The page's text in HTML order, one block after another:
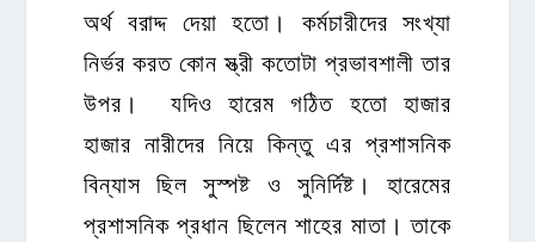
অর্থ বরাদ্দ দেয়া হতো। কর্মচারীদের সংখ্যা
নির্ভর করত কোন স্ত্রী কতোটা প্রভাবশালী তার
উপর। যদিও হারেম গঠিত হতো হাজার
হাজার নারীদের নিয়ে কিন্তু এর প্রশাসনিক
বিন্যাস ছিল সুস্পষ্ট ও সুনির্দিষ্ট। হারেমের
প্রশাসনিক প্রধান ছিলেন শাহের মাতা। তাকে